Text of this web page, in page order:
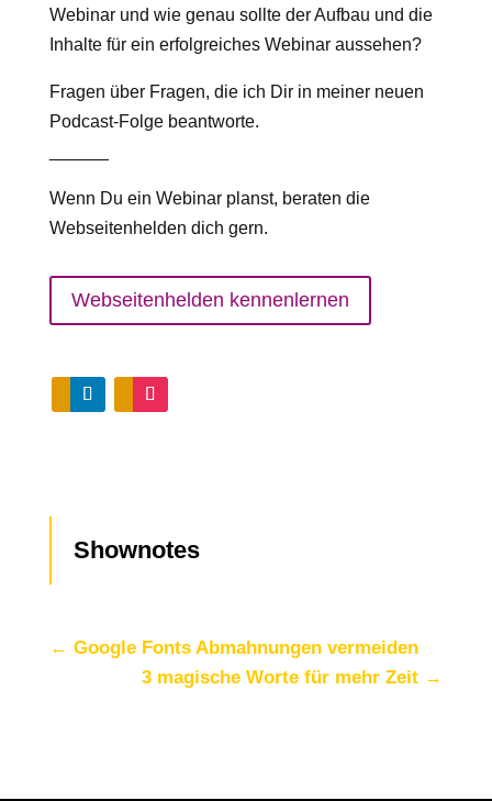
Webinar und wie genau sollte der Aufbau und die
Inhalte für ein erfolgreiches Webinar aussehen?
Fragen über Fragen, die ich Dir in meiner neuen
Podcast-Folge beantworte.
Wenn Du ein Webinar planst, beraten die
Webseitenhelden dich gern.
Webseitenhelden kennenlernen
Shownotes
← Google Fonts Abmahnungen vermeiden
3 magische Worte für mehr Zeit →